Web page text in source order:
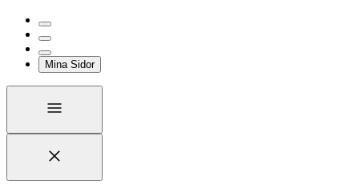
Mina Sidor